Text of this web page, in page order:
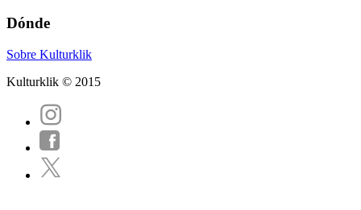
Dónde
Sobre Kulturklik
Kulturklik © 2015